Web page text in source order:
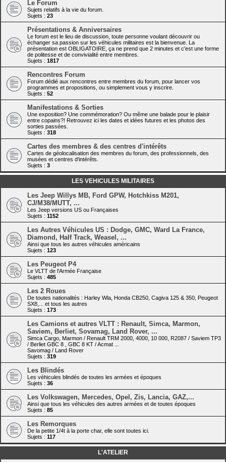
Le Forum
Sujets relatifs à la vie du forum.
Sujets : 23
Présentations & Anniversaires
Le forum est le lieu de discussion, toute personne voulant découvrir ou
échanger sa passion sur les véhicules militaires est la bienvenue. La
présentation est OBLIGATOIRE, ça ne prend que 2 minutes et c'est une forme
de politesse et de convivialité entre membres.
Sujets : 1817
Rencontres Forum
Forum dédié aux rencontres entre membres du forum, pour lancer vos
programmes et propositions, ou simplement vous y inscrire.
Sujets : 52
Manifestations & Sorties
Une exposition? Une commémoration? Ou même une balade pour le plaisir
entre copains?! Retrouvez ici les dates et idées futures et les photos des
sorties passées.
Sujets : 318
Cartes des membres & des centres d'intérêts
Cartes de géolocalisation des membres du forum, des professionnels, des
musées et centres d'intérêts.
Sujets : 3
LES VEHICULES MILITAIRES
Les Jeep Willys MB, Ford GPW, Hotchkiss M201,
CJ/M38/MUTT, ...
Les Jeep versions US ou Françaises
Sujets : 1152
Les Autres Véhicules US : Dodge, GMC, Ward La France,
Diamond, Half Track, Weasel, ...
Ainsi que tous les autres véhicules américains
Sujets : 123
Les Peugeot P4
Le VLTT de l'Armée Française
Sujets : 485
Les 2 Roues
De toutes nationalités : Harley Wla, Honda CB250, Cagiva 125 & 350, Peugeot
SX8,... et tous les autres
Sujets : 173
Les Camions et autres VLTT : Renault, Simca, Marmon,
Saviem, Berliet, Sovamag, Land Rover, ...
Simca Cargo, Marmon / Renault TRM 2000, 4000, 10 000, R2087 / Saviem TP3
/ Berliet GBC 8 , GBC 8 KT / Acmat ...
Savomag / Land Rover
Sujets : 319
Les Blindés
Les véhicules blindés de toutes les armées et époques
Sujets : 36
Les Volkswagen, Mercedes, Opel, Zis, Lancia, GAZ,...
Ainsi que tous les véhicules des autres armées et de toutes époques
Sujets : 85
Les Remorques
De la petite 1/4t à la porte char, elle sont toutes ici.
Sujets : 117
L'ATELIER